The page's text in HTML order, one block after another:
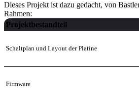
Dieses Projekt ist dazu gedacht, von
Rahmen:
Projektbestandteil
Schaltplan und Layout der Platine
Firmware